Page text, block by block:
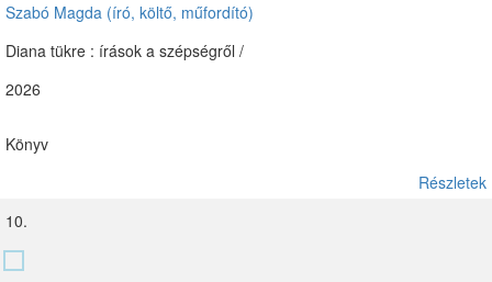
Szabó Magda (író, költő, műfordító)
Diana tükre : írások a szépségről /
2026
Könyv
Részletek
10.